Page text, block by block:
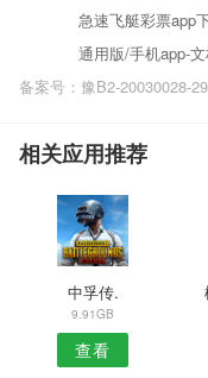
急速飞艇彩票app
通用版/手机app-
备案号：豫B2-20030028-29
相关应用推荐
中孚传.
9.91GB
查看